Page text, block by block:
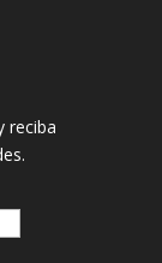
reciba